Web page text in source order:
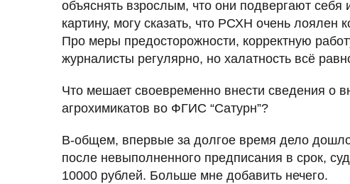
объяснять взрослым, что они подвергают
картину, могу сказать, что РСХН очень лоялен
Про меры предосторожности, корректную
журналисты регулярно, но халатность всё
Что мешает своевременно внести сведения о
агрохимикатов во ФГИС “Сатурн”?
В-общем, впервые за долгое время дело
после невыполненного предписания в срок,
10000 рублей. Больше мне добавить нечего.